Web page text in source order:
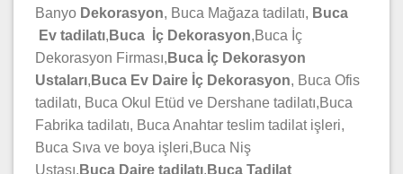
Banyo Dekorasyon, Buca Mağaza tadilatı, Buca
Ev tadilatı, Buca İç Dekorasyon,Buca İç
Dekorasyon Firması, Buca İç Dekorasyon
Ustaları, Buca Ev Daire İç Dekorasyon, Buca Ofis
tadilatı, Buca Okul Etüd ve Dershane tadilatı,Buca
Fabrika tadilatı, Buca Anahtar teslim tadilat işleri,
Buca Sıva ve boya işleri,Buca Niş
Ustası, Buca Daire tadilatı, Buca Tadilat